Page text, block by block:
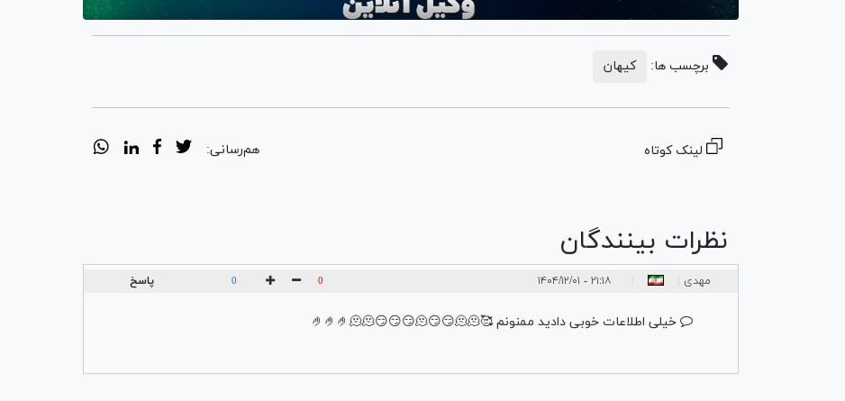
برچسب ها: کیهان
لینک کوتاه هم‌رسانی:
نظرات بینندگان
مهدی ۲۱:۱۸ - ۱۴۰۴/۱۲/۰۱ 0
0 پاسخ
خیلی اطلاعات خوبی دادید ممنونم 🥰🤌🤌🤌🫠🫠😏😏😏🫠😏😏🫠🫠